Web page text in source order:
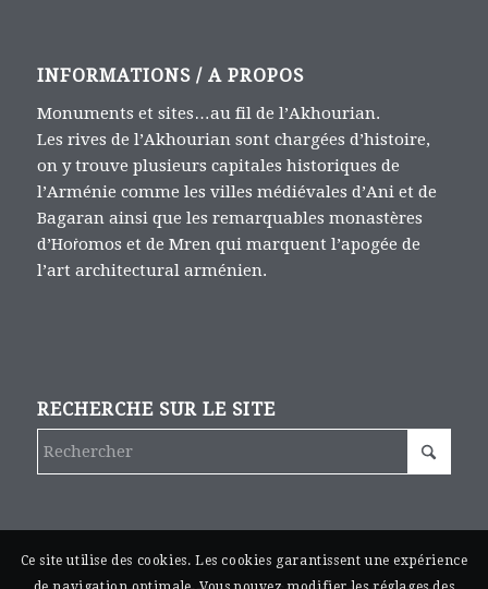
INFORMATIONS / A PROPOS
Monuments et sites…au fil de l’Akhourian.
Les rives de l’Akhourian sont chargées d’histoire,
on y trouve plusieurs capitales historiques de
l’Arménie comme les villes médiévales d’Ani et de
Bagaran ainsi que les remarquables monastères
d’Hoṙomos et de Mren qui marquent l’apogée de
l’art architectural arménien.
RECHERCHE SUR LE SITE
Ce site utilise des cookies. Les cookies garantissent une expérience